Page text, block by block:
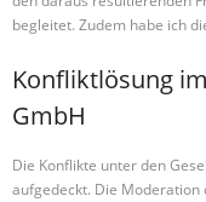
begleitet. Zudem habe ich
Konfliktlösung
GmbH
Die Konflikte unter den
aufgedeckt. Die Moderation